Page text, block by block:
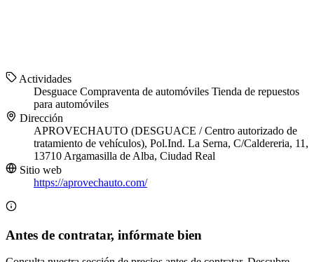
Actividades
Desguace Compraventa de automóviles Tienda de repuestos
para automóviles
Dirección
APROVECHAUTO (DESGUACE / Centro autorizado de
tratamiento de vehículos), Pol.Ind. La Serna, C/Caldereria, 11,
13710 Argamasilla de Alba, Ciudad Real
Sitio web
https://aprovechauto.com/
Antes de contratar, infórmate bien